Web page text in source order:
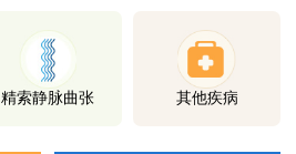
精索静脉曲张 其他疾病